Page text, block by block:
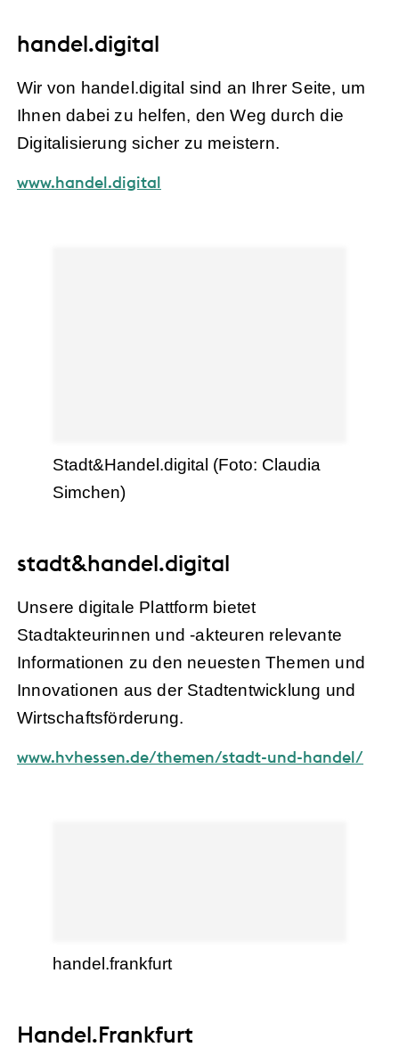
handel.digital
Wir von handel.digital sind an Ihrer Seite, um
Ihnen dabei zu helfen, den Weg durch die
Digitalisierung sicher zu meistern.
www.handel.digital
Stadt&Handel.digital (Foto: Claudia
Simchen)
stadt&handel.digital
Unsere digitale Plattform bietet
Stadtakteurinnen und -akteuren relevante
Informationen zu den neuesten Themen und
Innovationen aus der Stadtentwicklung und
Wirtschaftsförderung.
www.hvhessen.de/themen/stadt-und-handel/
handel.frankfurt
Handel.Frankfurt